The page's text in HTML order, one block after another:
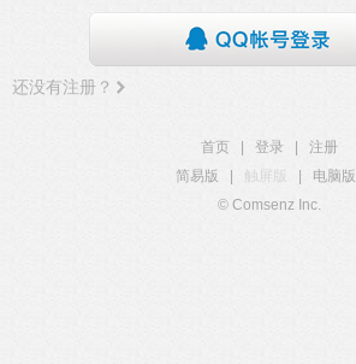
还没有注册？
首页 登录
注册
简易版
触屏版 电脑版
© Comsenz Inc.